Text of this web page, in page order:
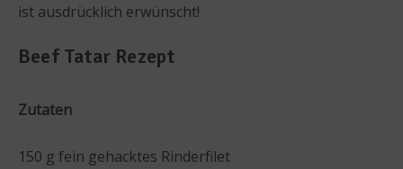
ist ausdrücklich erwünscht!
Beef Tatar Rezept
Zutaten
150 g fein gehacktes Rinderfilet